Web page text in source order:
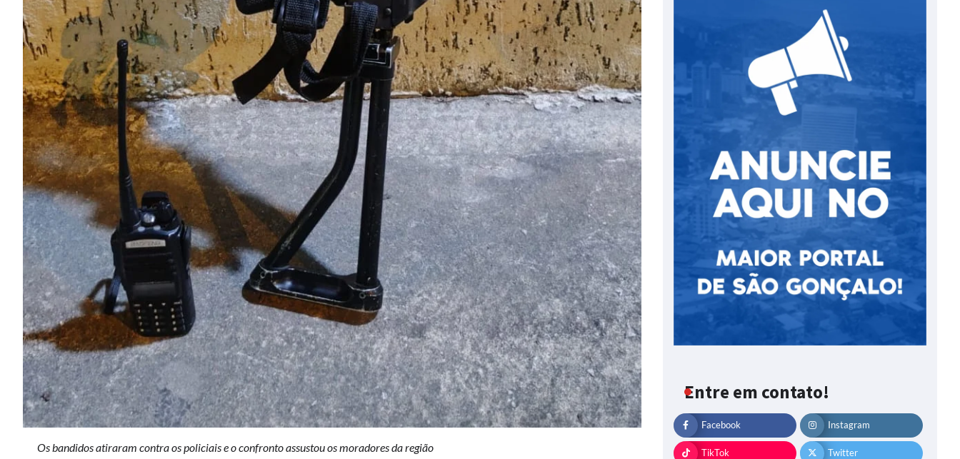
Os bandidos atiraram contra os policiais e o confronto assustou os moradores da região
Entre em contato!
Facebook Instagram
TikTok Twitter